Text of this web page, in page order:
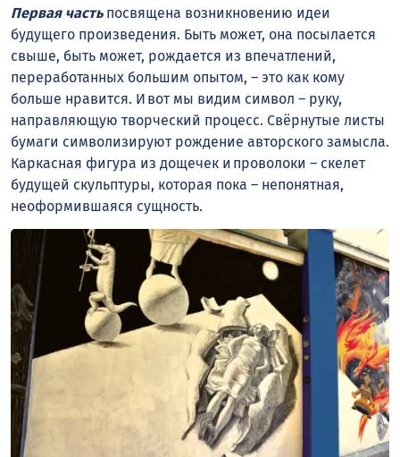
Первая частьпосвящена возникновению идеи
будущего произведения. Быть может, она посылается
свыше, быть может, рождается из впечатлений,
переработанных большим опытом, – это как кому
больше нравится. И вот мы видим символ – руку,
направляющую творческий процесс. Свёрнутые листы
бумаги символизируют рождение авторского замысла.
Каркасная фигура из дощечек и проволоки – скелет
будущей скульптуры, которая пока – непонятная,
неоформившаяся сущность.